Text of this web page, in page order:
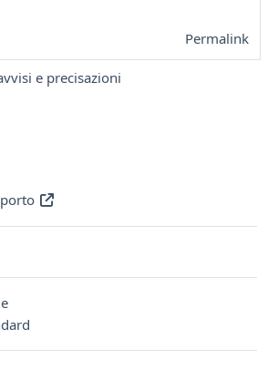
Permalink
e precisazioni